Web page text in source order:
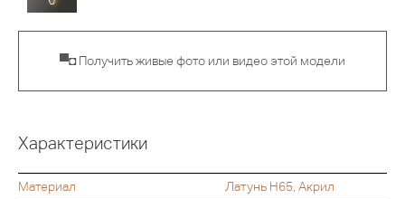
▀◘ Получить живые фото или видео этой модели
Характеристики
Материал
Латунь H65, Акрил